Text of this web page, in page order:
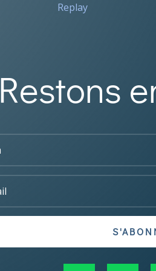
Replay
Restons